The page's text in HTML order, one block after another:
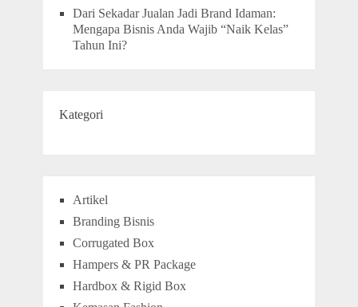
Dari Sekadar Jualan Jadi Brand Idaman:
Mengapa Bisnis Anda Wajib “Naik Kelas”
Tahun Ini?
Kategori
Artikel
Branding Bisnis
Corrugated Box
Hampers & PR Package
Hardbox & Rigid Box